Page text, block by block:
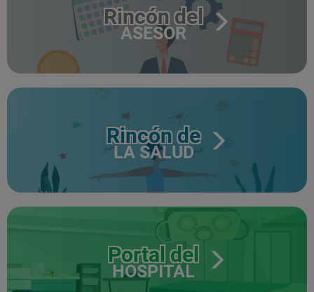
Rincón del
ASESOR
Rincón de
LA SALUD
Portal del
HOSPITAL